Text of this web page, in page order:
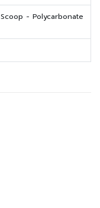
- Polycarbonate